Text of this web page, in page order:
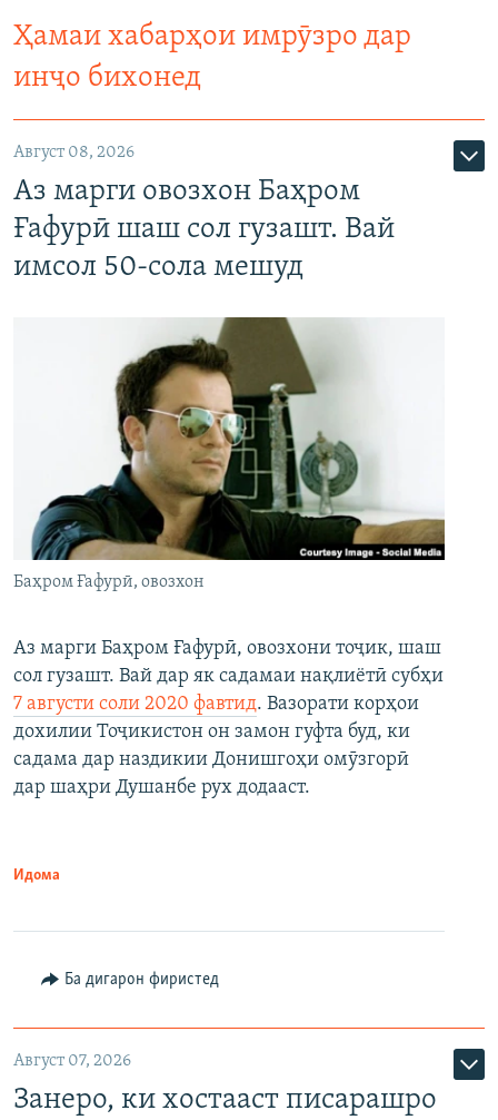
Ҳамаи хабарҳои имрӯзро дар
инҷо бихонед
Август 08, 2026
Аз марги овозхон Баҳром
Ғафурӣ шаш сол гузашт. Вай
имсол 50-сола мешуд
Баҳром Ғафурӣ, овозхон
Аз марги Баҳром Ғафурӣ, овозхони тоҷик, шаш
сол гузашт. Вай дар як садамаи нақлиётӣ субҳи
7 августи соли 2020 фавтид. Вазорати корҳои
дохилии Тоҷикистон он замон гуфта буд, ки
садама дар наздикии Донишгоҳи омӯзгорӣ
дар шаҳри Душанбе рух додааст.
Идома
Ба дигарон фиристед
Август 07, 2026
Занеро, ки хостааст писарашро